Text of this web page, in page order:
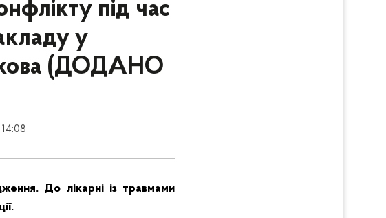
під час
у
(ДОДАНО
До лікарні із травмами